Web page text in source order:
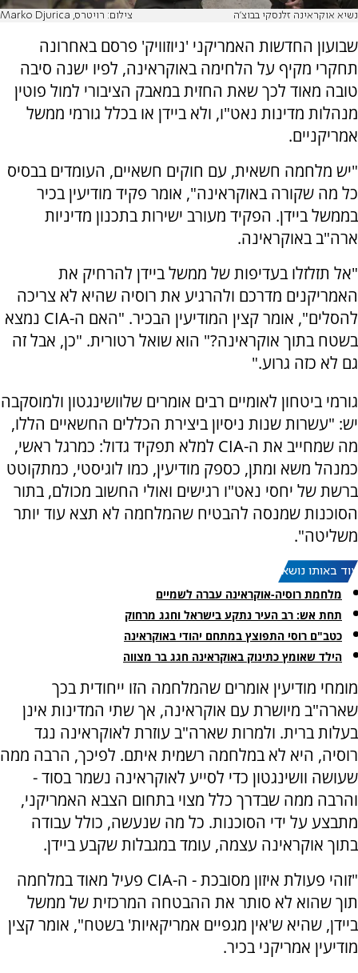
נשיא אוקראינה זלנסקי בבוצ'ה צילום: רויטרס, Marko Djurica
שבועון החדשות האמריקני 'ניוזוויק' פרסם באחרונה
תחקרי מקיף על הלחימה באוקראינה, לפיו ישנה סיבה
טובה מאוד לכך שאת החזית במאבק הציבורי למול פוטין
מנהלות מדינות נאט"ו, ולא ביידן או בכלל גורמי ממשל
אמריקניים.
"יש מלחמה חשאית, עם חוקים חשאיים, העומדים בבסיס
כל מה שקורה באוקראינה", אומר פקיד מודיעין בכיר
בממשל ביידן. הפקיד מעורב ישירות בתכנון מדיניות
ארה"ב באוקראינה.
"אל תזלזלו בעדיפות של ממשל ביידן להרחיק את
האמריקנים מדרכם ולהרגיע את רוסיה שהיא לא צריכה
להסלים", אומר קצין המודיעין הבכיר. "האם ה-CIA נמצא
בשטח בתוך אוקראינה?" הוא שואל רטורית. "כן, אבל זה
גם לא כזה גרוע."
גורמי ביטחון לאומיים רבים אומרים שלוושינגטון ולמוסקבה
יש: "עשרות שנות ניסיון ביצירת הכללים החשאיים הללו,
מה שמחייב את ה-CIA למלא תפקיד גדול: כמרגל ראשי,
כמנהל משא ומתן, כספק מודיעין, כמו לוגיסטי, כמתקוטט
ברשת של יחסי נאט"ו רגישים ואולי החשוב מכולם, בתור
הסוכנות שמנסה להבטיח שהמלחמה לא תצא עוד יותר
משליטה".
עוד באותו נושא:
מלחמת רוסיה-אוקראינה עברה לשמיים
תחת אש: רב העיר נתקע בישראל וחגג מרחוק
כטב"ם רוסי התפוצץ במתחם יהודי באוקראינה
הילד שאומץ כתינוק באוקראינה חגג בר מצווה
מומחי מודיעין אומרים שהמלחמה הזו ייחודית בכך
שארה"ב מיושרת עם אוקראינה, אך שתי המדינות אינן
בעלות ברית. ולמרות שארה"ב עוזרת לאוקראינה נגד
רוסיה, היא לא במלחמה רשמית איתם. לפיכך, הרבה ממה
שעושה וושינגטון כדי לסייע לאוקראינה נשמר בסוד -
והרבה ממה שבדרך כלל מצוי בתחום הצבא האמריקני,
מתבצע על ידי הסוכנות. כל מה שנעשה, כולל עבודה
בתוך אוקראינה עצמה, עומד במגבלות שקבע ביידן.
"זוהי פעולת איזון מסובכת - ה-CIA פעיל מאוד במלחמה
תוך שהוא לא סותר את ההבטחה המרכזית של ממשל
ביידן, שהיא ש'אין מגפיים אמריקאיות' בשטח", אומר קצין
מודיעין אמריקני בכיר.